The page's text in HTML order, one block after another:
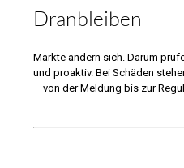
Dranbleiben
Märkte ändern sich. Darum
und proaktiv. Bei Schäden
– von der Meldung bis zur